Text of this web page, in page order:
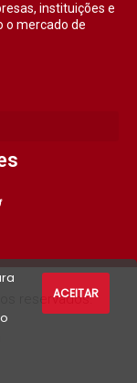
instituições e
o mercado de
reservados.
ACEITAR